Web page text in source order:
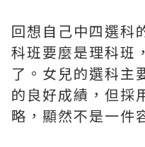
回想自己中四選科
科班要麼是理科班
了。女兒的選科主
的良好成績，但採
略，顯然不是一件